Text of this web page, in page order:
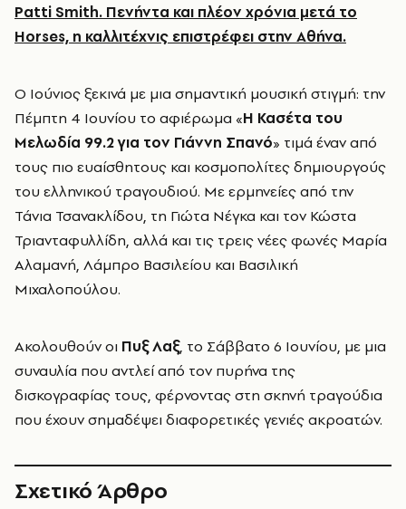
Patti Smith. Πενήντα και πλέον χρόνια μετά το
Horses, η καλλιτέχνις επιστρέφει στην Αθήνα.
Ο Ιούνιος ξεκινά με μια σημαντική μουσική στιγμή: την
Πέμπτη 4 Ιουνίου το αφιέρωμα «Η Κασέτα του
Μελωδία 99.2 για τον Γιάννη Σπανό» τιμά έναν από
τους πιο ευαίσθητους και κοσμοπολίτες δημιουργούς
του ελληνικού τραγουδιού. Με ερμηνείες από την
Τάνια Τσανακλίδου, τη Γιώτα Νέγκα και τον Κώστα
Τριανταφυλλίδη, αλλά και τις τρεις νέες φωνές Μαρία
Αλαμανή, Λάμπρο Βασιλείου και Βασιλική
Μιχαλοπούλου.
Ακολουθούν οι Πυξ Λαξ, το Σάββατο 6 Ιουνίου, με μια
συναυλία που αντλεί από τον πυρήνα της
δισκογραφίας τους, φέρνοντας στη σκηνή τραγούδια
που έχουν σημαδέψει διαφορετικές γενιές ακροατών.
Σχετικό Άρθρο